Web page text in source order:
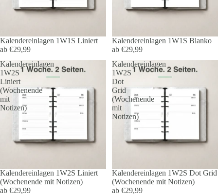
Kalendereinlagen 1W1S Liniert
ab €29,99
Kalendereinlagen 1W1S Blanko
ab €29,99
Kalendereinlagen
1W2S
Liniert
(Wochenende
mit
Notizen)
Kalendereinlagen 1W2S Liniert
(Wochenende mit Notizen)
ab €29,99
Kalendereinlagen
1W2S
Dot
Grid
(Wochenende
mit
Notizen)
Kalendereinlagen 1W2S Dot Grid
(Wochenende mit Notizen)
ab €29,99